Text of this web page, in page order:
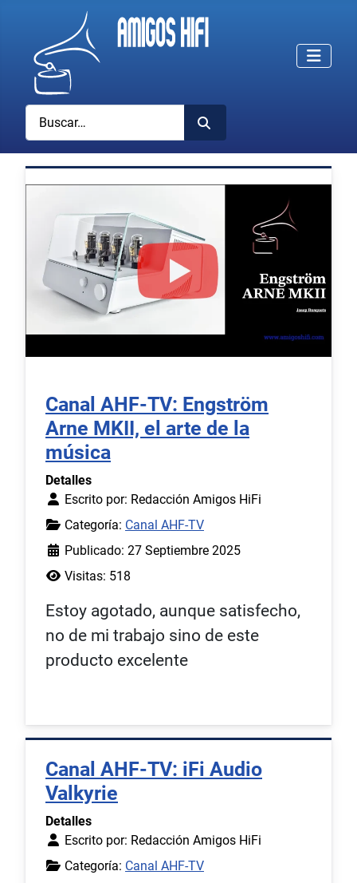
Buscar
Canal AHF-TV: Engström
Arne MKII, el arte de la
música
Detalles
Escrito por: Redacción Amigos HiFi
Categoría: Canal AHF-TV
Publicado: 27 Septiembre 2025
Visitas: 518
Estoy agotado, aunque satisfecho,
no de mi trabajo sino de este
producto excelente
Canal AHF-TV: iFi Audio
Valkyrie
Detalles
Escrito por: Redacción Amigos HiFi
Categoría: Canal AHF-TV